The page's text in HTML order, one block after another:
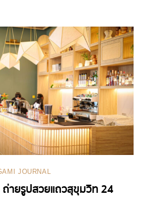
JOURNAL
ายรูปสวยแถวสุขุมวิท 24